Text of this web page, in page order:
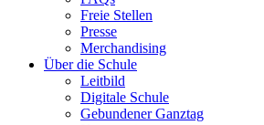
Freie Stellen
Presse
Merchandising
Über die Schule
Leitbild
Digitale Schule
Gebundener Ganztag